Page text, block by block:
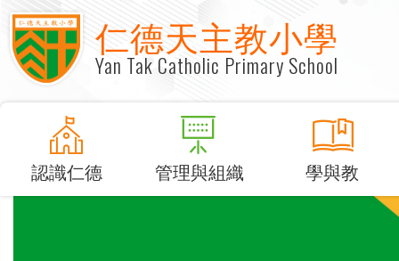
仁德天主教小學
Yan Tak Catholic Primary School
認識仁德 管理與組織 學與教